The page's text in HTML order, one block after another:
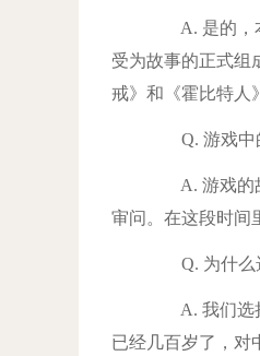
A. 是的，本
受为故事的正式组
戒》和《霍比特人
Q. 游戏中的
A. 游戏的故
审问。在这段时间
Q. 为什么
A. 我们选择
已经几百岁了，对